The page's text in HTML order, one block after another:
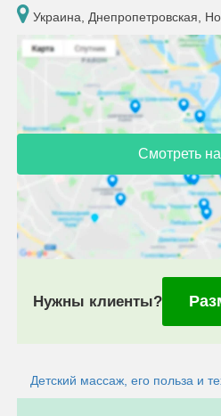
Украина, Днепропетровская,
Смотреть
Нужны клиенты?
Детский массаж, его польза и